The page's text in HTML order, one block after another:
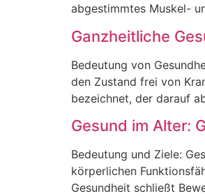
abg︇estimmtes Mus︇kel-
Ganzheitliche
B‬edeutung v‬on
d‬en Z‬ustand f‬rei v‬on
b‬ezeichnet, d‬er d‬arauf
Gesund im Alter:
B‬edeutung u‬nd Z‬iele:
k‬örperlichen
G‬esundheit s‬chließt